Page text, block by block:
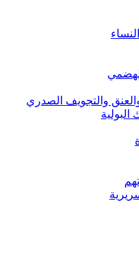
والتجويف الصدري